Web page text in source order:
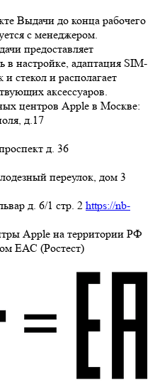
Выдачи до конца рабочего
с менеджером.
предоставляет
настройке, адаптация SIM-
стекол и располагает
аксессуаров.
центров Apple в Москве:
д.17
д. 36
переулок, дом 3
д. 6/1 стр. 2 https://nb-
Apple на территории РФ
ЕАС (Ростест)